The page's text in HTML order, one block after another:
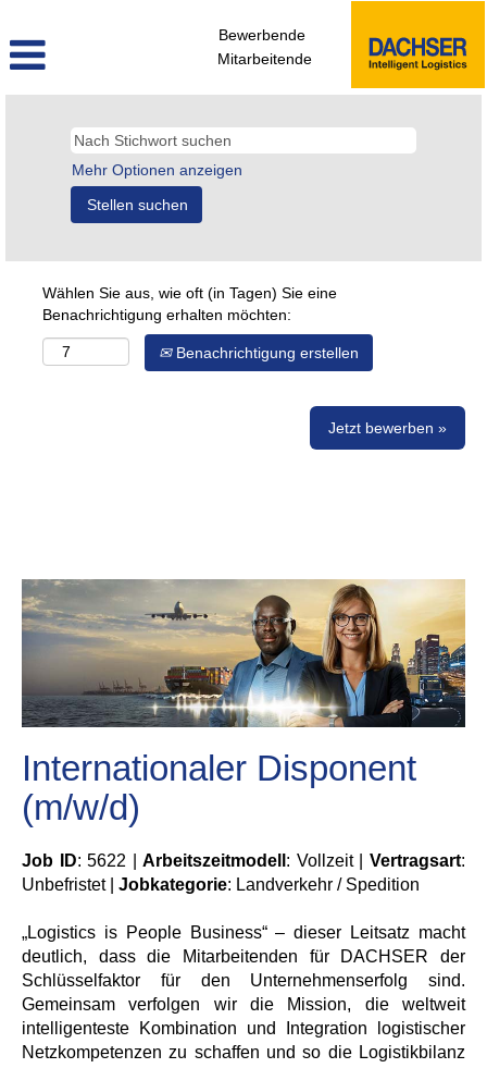
Bewerbende
Mitarbeitende
Mehr Optionen anzeigen
Wählen Sie aus, wie oft (in Tagen) Sie eine
Benachrichtigung erhalten möchten:
Benachrichtigung erstellen
Jetzt bewerben »
Internationaler Disponent
(m/w/d)
Job ID: 5622 |Arbeitszeitmodell : Vollzeit |Vertragsart:
Unbefristet | Jobkategorie: Landverkehr / Spedition
„Logistics is People Business“ – dieser Leitsatz macht
deutlich, dass die Mitarbeitenden für DACHSER der
Schlüsselfaktor für den Unternehmenserfolg sind.
Gemeinsam verfolgen wir die Mission, die weltweit
intelligenteste Kombination und Integration logistischer
Netzkompetenzen zu schaffen und so die Logistikbilanz